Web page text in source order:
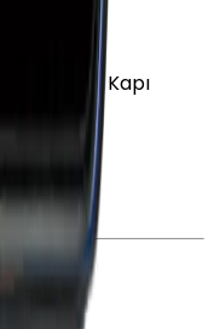
No:5, İç Kapı